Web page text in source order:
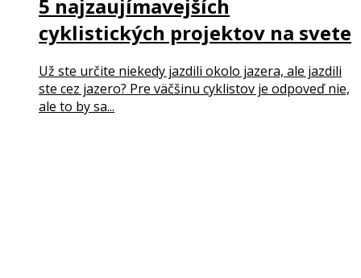
5 najzaujímavejších
cyklistických projektov na svete
Už ste určite niekedy jazdili okolo jazera, ale jazdili
ste cez jazero? Pre väčšinu cyklistov je odpoveď nie,
ale to by sa...